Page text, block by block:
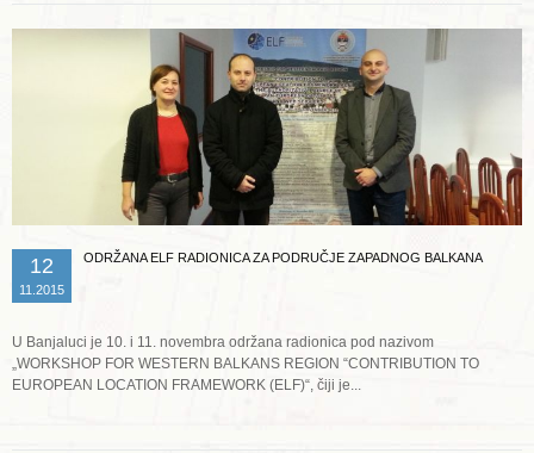
12
11.2015
ODRŽANA ELF RADIONICA ZA PODRUČJE ZAPADNOG BALKANA
U Banjaluci je 10. i 11. novembra održana radionica pod nazivom
„WORKSHOP FOR WESTERN BALKANS REGION “CONTRIBUTION TO
EUROPEAN LOCATION FRAMEWORK (ELF)“, čiji je...
Opširnije ...